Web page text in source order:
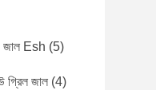
জাল Esh (5)
গ্রিল জাল (4)